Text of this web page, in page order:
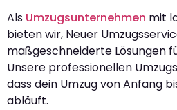
Als Umzugsunternehmen mit
bieten wir, Neuer
maßgeschneiderte Lösungen
Unsere professionellen
dass dein Umzug von Anfang
abläuft.